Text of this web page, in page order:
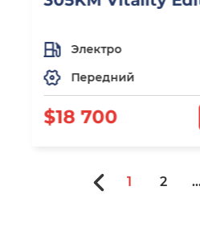
Электро
Передний
$18 700
1 2